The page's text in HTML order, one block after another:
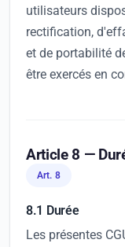
utilisateurs
rectification,
et de portabilité
être exercés en
Article 8 —
Art. 8
8.1 Durée
Les présentes